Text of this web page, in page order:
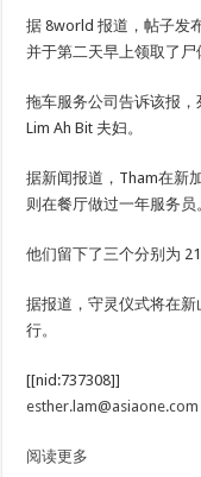
据 8world 报道，帖子发
并于第二天早上领取了尸
拖车服务公司告诉该报，
Lim Ah Bit 夫妇。
据新闻报道，Tham在新
则在餐厅做过一年服务员
他们留下了三个分别为
据报道，守灵仪式将在
行。
[[nid:737308]]
esther.lam@asiaone.com
阅读更多